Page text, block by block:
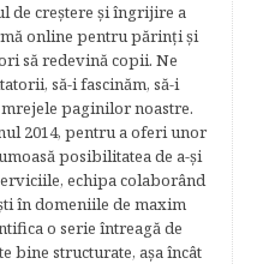
de creştere şi îngrijire a
online pentru părinţi şi
să redevină copii. Ne
să-i fascinăm, să-i
paginilor noastre.​
2014, pentru a oferi unor
posibilitatea de a-şi
echipa colaborând
în domeniile de maxim
o serie întreagă de
bine structurate, aşa încât